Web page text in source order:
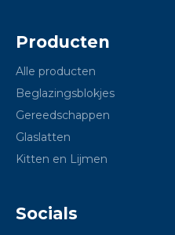
Producten
Alle producten
Beglazingsblokjes
Gereedschappen
Glaslatten
Kitten en Lijmen
Socials